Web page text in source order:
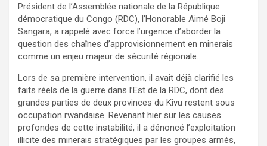
Président de l’Assemblée nationale de la République
démocratique du Congo (RDC), l’Honorable Aimé Boji
Sangara, a rappelé avec force l’urgence d’aborder la
question des chaînes d’approvisionnement en minerais
comme un enjeu majeur de sécurité régionale.
Lors de sa première intervention, il avait déjà clarifié les
faits réels de la guerre dans l’Est de la RDC, dont des
grandes parties de deux provinces du Kivu restent sous
occupation rwandaise. Revenant hier sur les causes
profondes de cette instabilité, il a dénoncé l’exploitation
illicite des minerais stratégiques par les groupes armés,